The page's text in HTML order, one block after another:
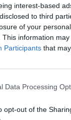
interest-based
to third
of your
This information
Participants that
Data Processing
opt-out of the
Καρκίνος
την